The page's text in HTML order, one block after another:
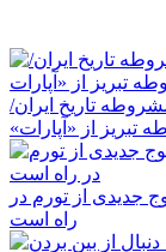
تاریخ ایران/
از «آپارات»
جدیدی از تورم در
راه است